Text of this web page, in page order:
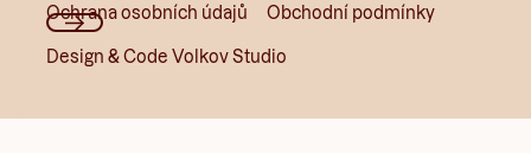
Ochrana osobních údajů
Obchodní podmínky
Design & Code Volkov Studio